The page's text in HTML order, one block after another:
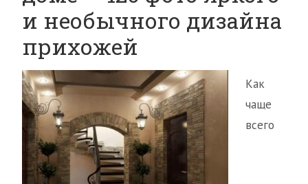
и необычного дизайна
прихожей
Как
чаще
всего